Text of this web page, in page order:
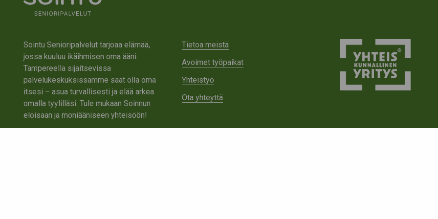
Sointu Senioripalvelut tarjoaa elämää,
jossa kuuluu ikäihmisen oma ääni.
Tampereella sijaitsevissa
palvelukeskuksissamme saat olla oma
itsesi – asua turvallisesti ja elää arkea
omalla tyylilläsi. Tule mukaan Soinnun
eloisaan ja moniääniseen yhteisöön!
Tietoa meistä
Avoimet työpaikat
Yhteistyö
Ota yhteyttä